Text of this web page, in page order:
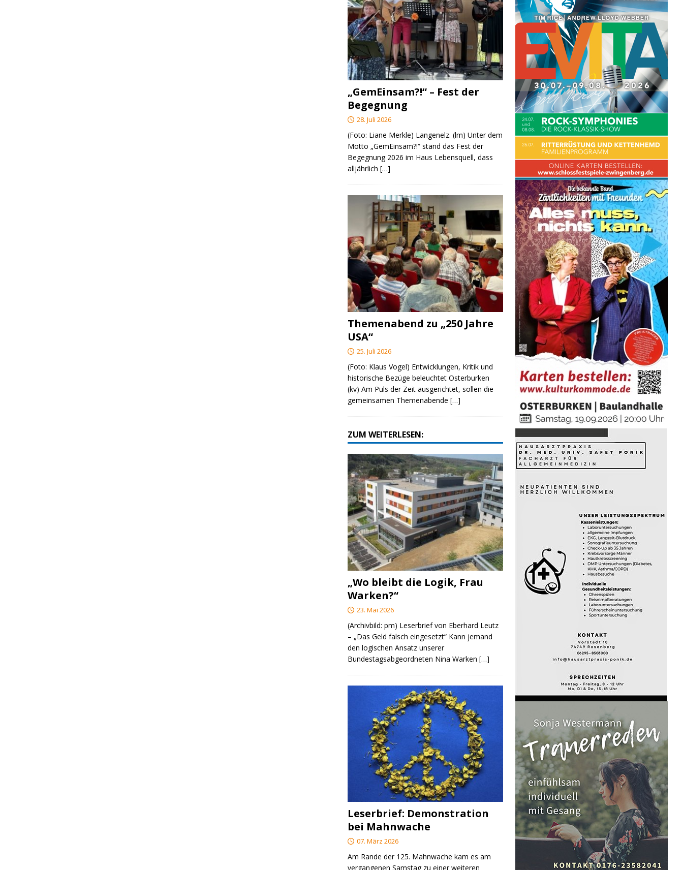
„GemEinsam?!“ – Fest der
Begegnung
28. Juli 2026
(Foto: Liane Merkle) Langenelz. (lm) Unter dem
Motto „GemEinsam?!“ stand das Fest der
Begegnung 2026 im Haus Lebensquell, dass
alljährlich[…]
Themenabend zu „250 Jahre
USA“
25. Juli 2026
(Foto: Klaus Vogel) Entwicklungen, Kritik und
historische Bezüge beleuchtet Osterburken
(kv) Am Puls der Zeit ausgerichtet, sollen die
gemeinsamen Themenabende[…]
ZUM WEITERLESEN:
„Wo bleibt die Logik, Frau
Warken?“
23. Mai 2026
(Archivbild: pm) Leserbrief von Eberhard Leutz
– „Das Geld falsch eingesetzt“ Kann jemand
den logischen Ansatz unserer
Bundestagsabgeordneten Nina Warken[…]
Leserbrief: Demonstration
bei Mahnwache
07. März 2026
Am Rande der 125. Mahnwache kam es am
vergangenen Samstag zu einer weiteren